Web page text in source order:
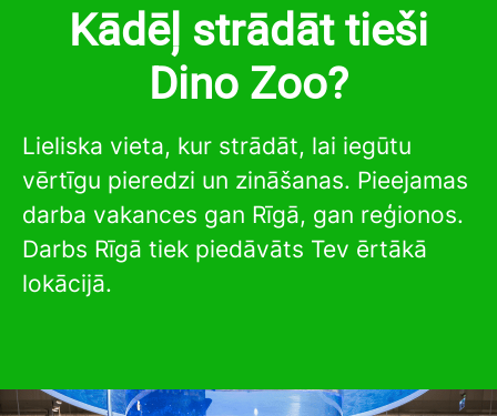
Kādēļ strādāt tieši
Dino Zoo?
Lieliska vieta, kur strādāt, lai iegūtu
vērtīgu pieredzi un zināšanas. Pieejamas
darba vakances gan Rīgā, gan reģionos.
Darbs Rīgā tiek piedāvāts Tev ērtākā
lokācijā.